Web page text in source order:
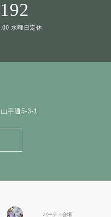
水曜日定休
手通5-3-1
パーティ会場